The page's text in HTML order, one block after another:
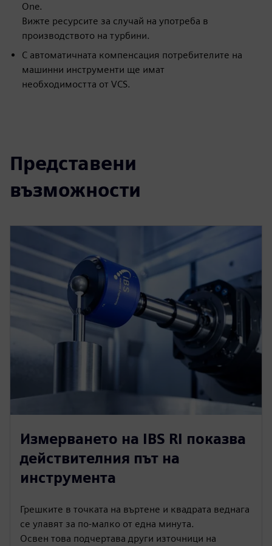
One.
Вижте ресурсите за случай на употреба в
производството на турбини.
С автоматичната компенсация потребителите на
машинни инструменти ще имат
необходимостта от VCS.
Представени
възможности
Измерването на IBS RI показва
действителния път на
инструмента
Грешките в точката на въртене и квадрата веднага
се улавят за по-малко от една минута.
Освен това подчертава други източници на